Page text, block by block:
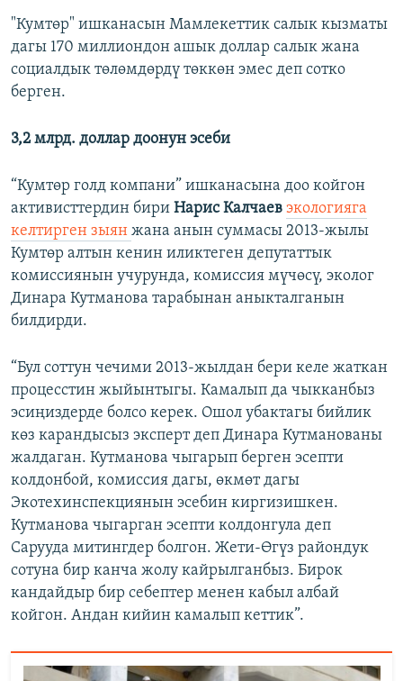
"Кумтөр" ишканасын Мамлекеттик салык кызматы
дагы 170 миллиондон ашык доллар салык жана
социалдык төлөмдөрдү төккөн эмес деп сотко
берген.
3,2 млрд. доллар доонун эсеби
“Кумтөр голд компани” ишканасына доо койгон
активисттердин бири Нарис Калчаев экологияга
келтирген зыян жана анын суммасы 2013-жылы
Кумтөр алтын кенин иликтеген депутаттык
комиссиянын учурунда, комиссия мүчөсү, эколог
Динара Кутманова тарабынан аныкталганын
билдирди.
“Бул соттун чечими 2013-жылдан бери келе жаткан
процесстин жыйынтыгы. Камалып да чыкканбыз
эсиңиздерде болсо керек. Ошол убактагы бийлик
көз карандысыз эксперт деп Динара Кутманованы
жалдаган. Кутманова чыгарып берген эсепти
колдонбой, комиссия дагы, өкмөт дагы
Экотехинспекциянын эсебин киргизишкен.
Кутманова чыгарган эсепти колдонгула деп
Сарууда митингдер болгон. Жети-Өгүз райондук
сотуна бир канча жолу кайрылганбыз. Бирок
кандайдыр бир себептер менен кабыл албай
койгон. Андан кийин камалып кеттик”.